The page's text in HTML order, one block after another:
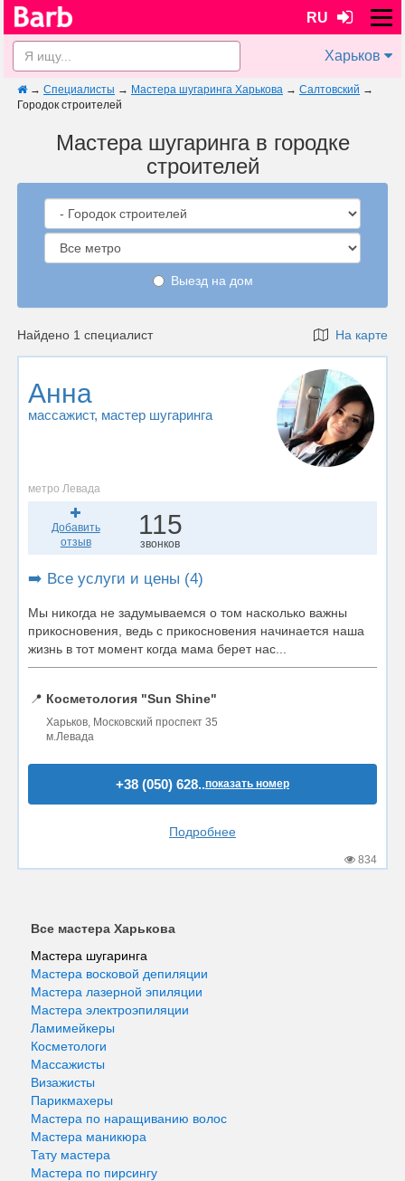
RU
Харьков
→ Специалисты → Мастера шугаринга Харькова → Салтовский →
Городок строителей
Мастера шугаринга в городке
строителей
Выезд на дом
Найдено 1 специалист На карте
Анна
массажист, мастер шугаринга
метро Левада
Добавить
отзыв
115
звонков
➡️ Все услуги и цены (4)
Мы никогда не задумываемся о том насколько важны
прикосновения, ведь с прикосновения начинается наша
жизнь в тот момент когда мама берет нас...
📍 Косметология "Sun Shine"
Харьков, Московский проспект 35
м.Левада
+38 (050) 628..показать номер
Подробнее
834
Все мастера Харькова
Мастера шугаринга
Мастера восковой депиляции
Мастера лазерной эпиляции
Мастера электроэпиляции
Ламимейкеры
Косметологи
Массажисты
Визажисты
Парикмахеры
Мастера по наращиванию волос
Мастера маникюра
Тату мастера
Мастера по пирсингу